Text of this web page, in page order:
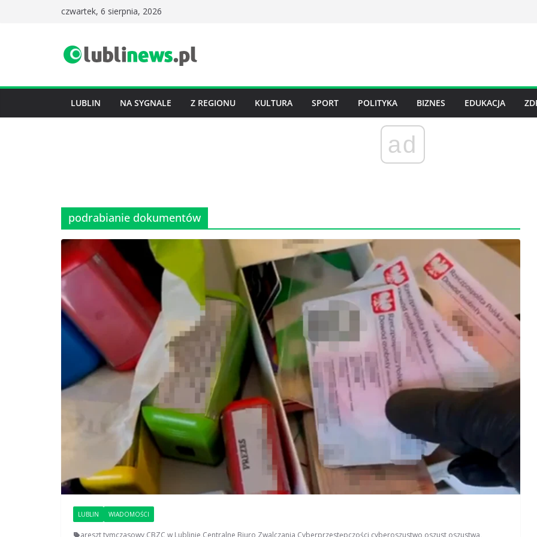
czwartek, 6 sierpnia, 2026
LUBLIN NA SYGNALE Z REGIONU KULTURA SPORT POLITYKA BIZNES EDUKACJA
ad
podrabianie dokumentów
LUBLIN WIADOMOŚCI